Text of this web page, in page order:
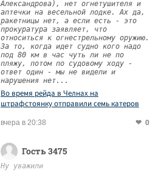
Александрова), нет огнетушителя и
аптечки на весельной лодке. Ах да,
ракетницы нет, а если есть - это
прокуратура заявляет, что
относиться к огнестрельному оружию.
За то, когда идет судно кого надо
под 80 км в час чуть ли не по
пляжу, потом по судовому ходу -
ответ один - мы не видели и
нарушения нет...
Во время рейда в Челнах на
штрафстоянку отправили семь катеров
вчера в 20:38 0
Гость 3475
Ну уважили